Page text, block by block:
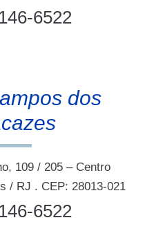
6522
dos
109 / 205 – Centro
/ RJ . CEP: 28013-021
6522